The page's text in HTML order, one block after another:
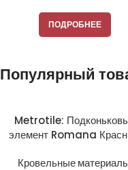
ПОДРОБНЕЕ
Популярный
Metrotile:
элемент Romana
Кровельные